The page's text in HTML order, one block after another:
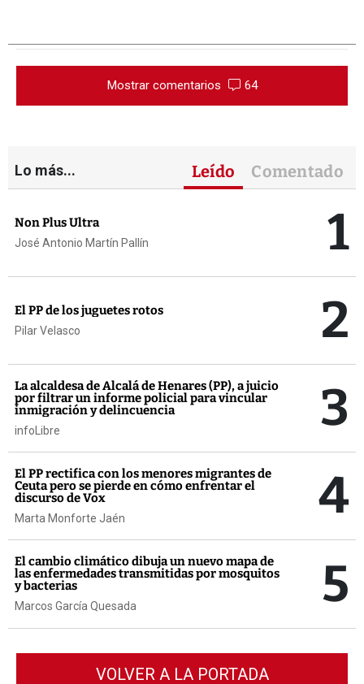
Mostrar comentarios 64
Lo más... Leído Comentado
Non Plus Ultra
José Antonio Martín Pallín 1
El PP de los juguetes rotos
Pilar Velasco 2
La alcaldesa de Alcalá de Henares (PP), a juicio
por filtrar un informe policial para vincular
inmigración y delincuencia
infoLibre 3
El PP rectifica con los menores migrantes de
Ceuta pero se pierde en cómo enfrentar el
discurso de Vox
Marta Monforte Jaén 4
El cambio climático dibuja un nuevo mapa de
las enfermedades transmitidas por mosquitos
y bacterias
Marcos García Quesada 5
VOLVER A LA PORTADA